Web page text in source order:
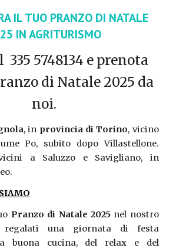
IL TUO PRANZO DI NATALE
IN AGRITURISMO
5748134 e prenota
di Natale 2025 da
noi.
, in provincia di Torino, vicino
Po, subito dopo Villastellone.
a Saluzzo e Savigliano, in
Pranzo di Natale 2025nel nostro
regalati una giornata di festa
buona cucina, del relax e del